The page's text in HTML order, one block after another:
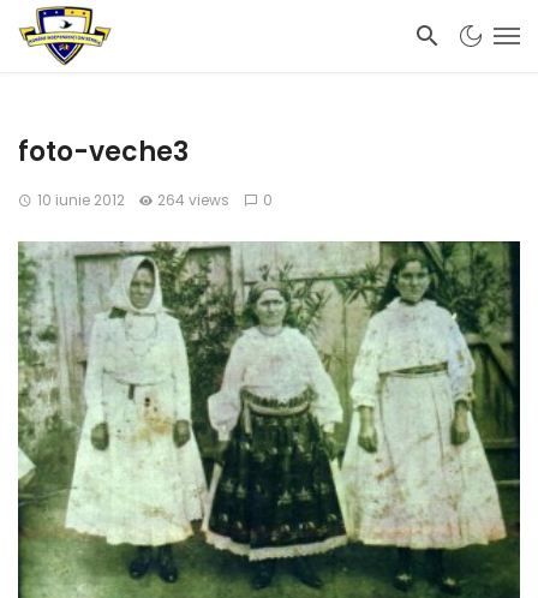
foto-veche3
10 iunie 2012 264 views 0